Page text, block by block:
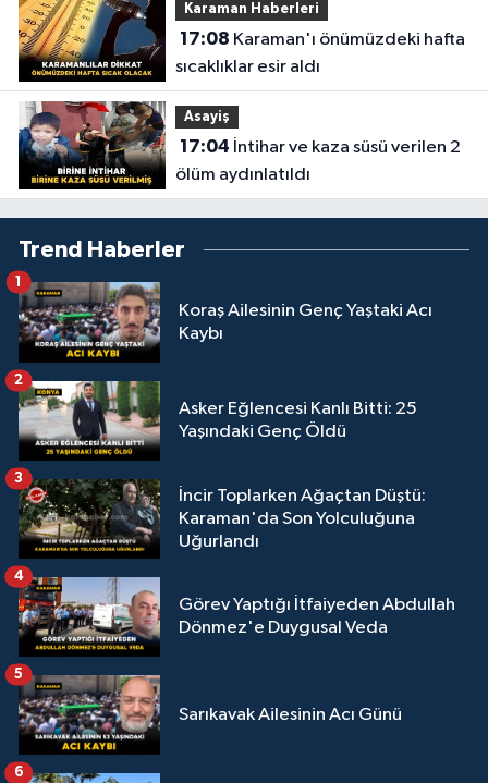
Karaman Haberleri
17:08
sıcaklıklar esir aldı
Asayiş
17:04
ölüm aydınlatıldı
Trend Haberler
Koraş Ailesinin Genç Yaştaki Acı
Kaybı
1
Asker Eğlencesi Kanlı Bitti: 25
Yaşındaki Genç Öldü
2
İncir Toplarken Ağaçtan Düştü:
Karaman'da Son Yolculuğuna
Uğurlandı
3
Görev Yaptığı İtfaiyeden Abdullah
Dönmez'e Duygusal Veda
4
Sarıkavak Ailesinin Acı Günü
5
6